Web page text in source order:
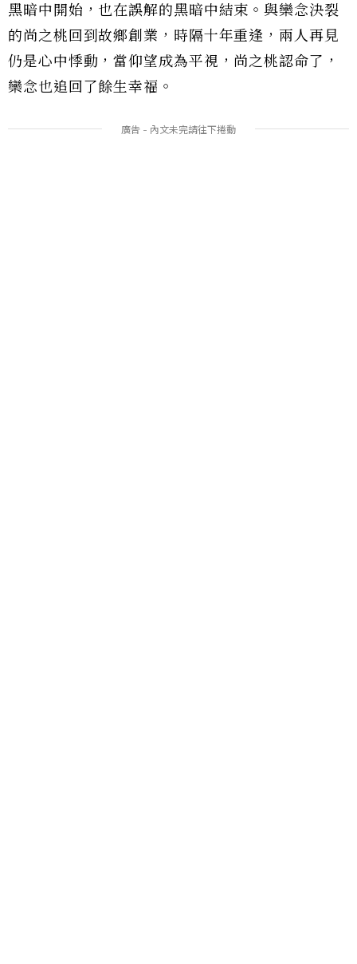
黑暗中開始，也在誤解的黑暗中結束。與欒念決裂
的尚之桃回到故鄉創業，時隔十年重逢，兩人再見
仍是心中悸動，當仰望成為平視，尚之桃認命了，
欒念也追回了餘生幸福。